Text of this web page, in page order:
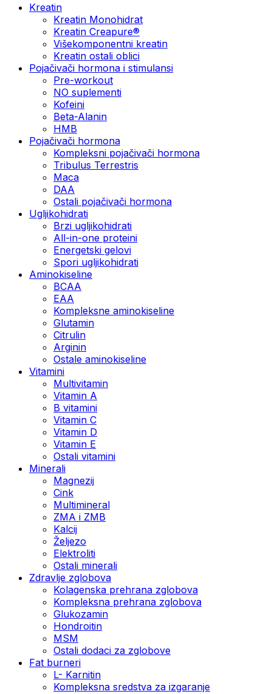
Kreatin
Kreatin Monohidrat
Kreatin Creapure®
Višekomponentni kreatin
Kreatin ostali oblici
Pojačivači hormona i stimulansi
Pre-workout
NO suplementi
Kofeini
Beta-Alanin
HMB
Pojačivači hormona
Kompleksni pojačivači hormona
Tribulus Terrestris
Maca
DAA
Ostali pojačivači hormona
Ugljikohidrati
Brzi ugljikohidrati
All-in-one proteini
Energetski gelovi
Spori ugljikohidrati
Aminokiseline
BCAA
EAA
Kompleksne aminokiseline
Glutamin
Citrulin
Arginin
Ostale aminokiseline
Vitamini
Multivitamin
Vitamin A
B vitamini
Vitamin C
Vitamin D
Vitamin E
Ostali vitamini
Minerali
Magnezij
Cink
Multimineral
ZMA i ZMB
Kalcij
Željezo
Elektroliti
Ostali minerali
Zdravlje zglobova
Kolagenska prehrana zglobova
Kompleksna prehrana zglobova
Glukozamin
Hondroitin
MSM
Ostali dodaci za zglobove
Fat burneri
L- Karnitin
Kompleksna sredstva za izgaranje